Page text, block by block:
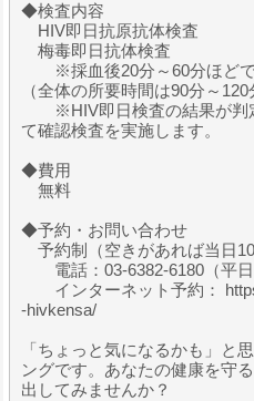
◆検査内容
HIV即日抗原抗体検査
梅毒即日抗体検査
※採血後20分～60分ほどで
（全体の所要時間は90分～120
※HIV即日検査の結果が判
て確認検査を実施します。
◆費用
無料
◆予約・お問い合わせ
予約制（空きがあれば当日10
電話：03-6382-6180（平日
インターネット予約：
-hivkensa/
「ちょっと気になるかも」と
ングです。あなたの健康を守
出してみませんか？